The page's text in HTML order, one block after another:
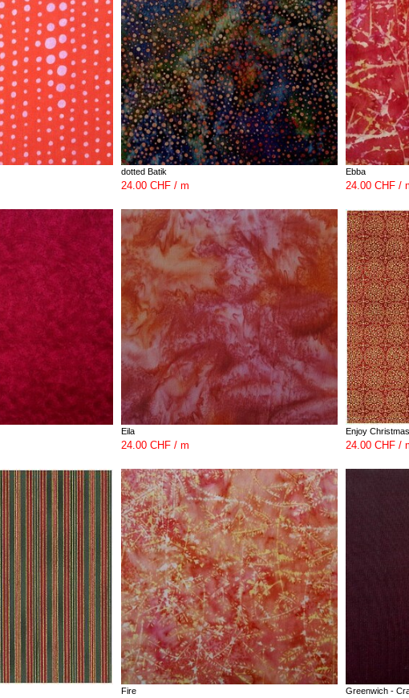
dotted Batik
24.00 CHF / m
Ebba
24.00 CHF /
Eila
24.00 CHF / m
Enjoy
24.00 CHF /
Fire Greenwich -